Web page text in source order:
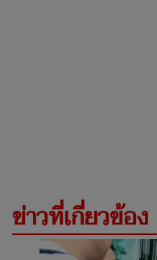
ข่าวที่เกี่ยวข้อง